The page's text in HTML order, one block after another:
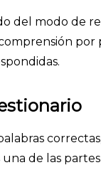
del modo de
de las